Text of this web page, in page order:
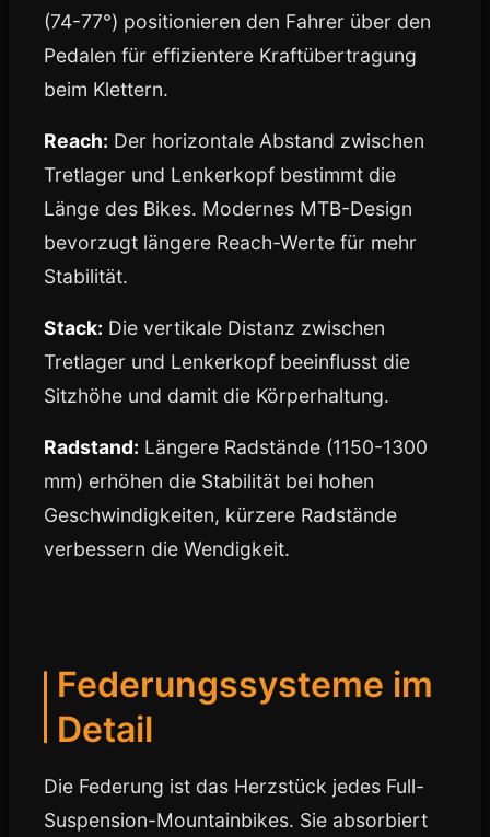
(74-77°) positionieren den Fahrer über den
Pedalen für effizientere Kraftübertragung
beim Klettern.
Reach: Der horizontale Abstand zwischen
Tretlager und Lenkerkopf bestimmt die
Länge des Bikes. Modernes MTB-Design
bevorzugt längere Reach-Werte für mehr
Stabilität.
Stack: Die vertikale Distanz zwischen
Tretlager und Lenkerkopf beeinflusst die
Sitzhöhe und damit die Körperhaltung.
Radstand: Längere Radstände (1150-1300
mm) erhöhen die Stabilität bei hohen
Geschwindigkeiten, kürzere Radstände
verbessern die Wendigkeit.
Federungssysteme im
Detail
Die Federung ist das Herzstück jedes Full-
Suspension-Mountainbikes. Sie absorbiert